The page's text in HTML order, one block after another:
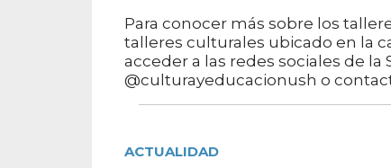
Para conocer más sobre los
talleres culturales ubicado en la
acceder a las redes sociales de
@culturayeducacionush o
ACTUALIDAD